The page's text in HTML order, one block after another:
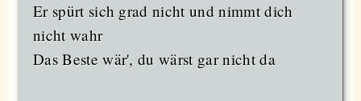
Er spürt sich grad nicht und nimmt dich
nicht wahr
Das Beste wär', du wärst gar nicht da